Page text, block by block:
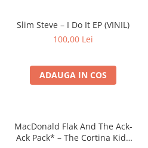
Slim Steve – I Do It EP (VINIL)
100,00 Lei
ADAUGA IN COS
MacDonald Flak And The Ack-
Ack Pack* – The Cortina Kidz